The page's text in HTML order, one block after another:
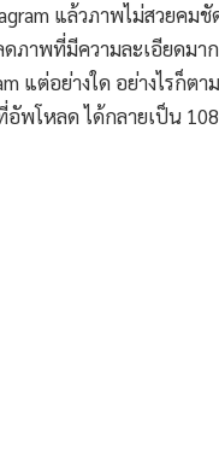
แล้วภาพไม่สวยคม
ภาพที่มีความละเอียดมา
แต่อย่างใด อย่างไรก็ต
พโหลด ได้กลายเป็น